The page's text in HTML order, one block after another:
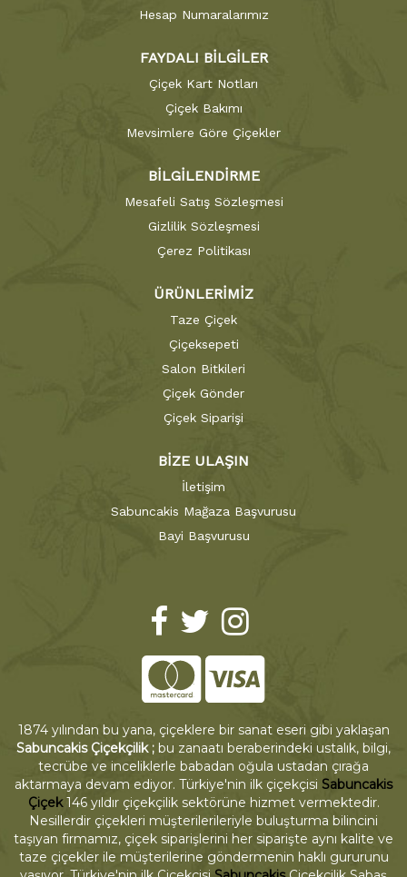
Hesap Numaralarımız
FAYDALI BİLGİLER
Çiçek Kart Notları
Çiçek Bakımı
Mevsimlere Göre Çiçekler
BİLGİLENDİRME
Mesafeli Satış Sözleşmesi
Gizlilik Sözleşmesi
Çerez Politikası
ÜRÜNLERİMİZ
Taze Çiçek
Çiçeksepeti
Salon Bitkileri
Çiçek Gönder
Çiçek Siparişi
BİZE ULAŞIN
İletişim
Sabuncakis Mağaza Başvurusu
Bayi Başvurusu
1874 yılından bu yana, çiçeklere bir sanat eseri gibi yaklaşan
Sabuncakis Çiçekçilik ; bu zanaatı beraberindeki ustalık, bilgi,
tecrübe ve inceliklerle babadan oğula ustadan çırağa
aktarmaya devam ediyor. Türkiye'nin ilk çiçekçisi Sabuncakis
Çiçek146 yıldır çiçekçilik sektörüne hizmet vermektedir.
Nesillerdir çiçekleri müşterilerileriyle buluşturma bilincini
taşıyan firmamız, çiçek siparişlerini her siparişte aynı kalite ve
taze çiçekler ile müşterilerine göndermenin haklı gururunu